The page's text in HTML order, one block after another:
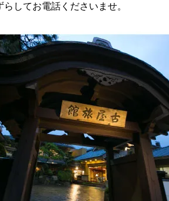
してお電話くださいませ。